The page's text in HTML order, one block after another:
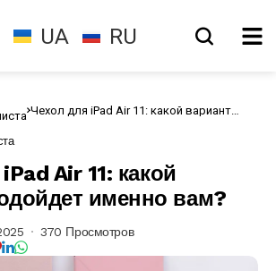
UA RU
Чехол для iPad Air 11: какой вариант
Air 11: какой
именно вам?
370 Просмотров